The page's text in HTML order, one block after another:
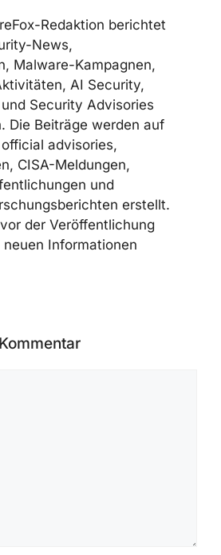
Redaktion berichtet
News,
Malware-Kampagnen,
AI Security,
Security Advisories
Die Beiträge werden auf
advisories,
CISA-Meldungen,
und
erstellt.
der Veröffentlichung
Informationen